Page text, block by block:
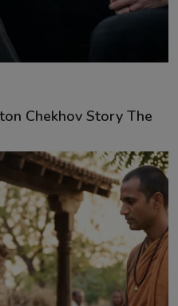
Chekhov Story The